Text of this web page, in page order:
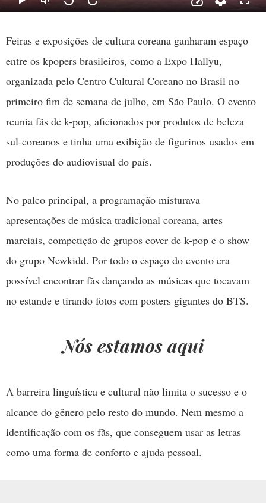
Feiras e exposições de cultura coreana ganharam espaço
entre os kpopers brasileiros, como a Expo Hallyu,
organizada pelo Centro Cultural Coreano no Brasil no
primeiro fim de semana de julho, em São Paulo. O evento
reunia fãs de k-pop, aficionados por produtos de beleza
sul-coreanos e tinha uma exibição de figurinos usados em
produções do audiovisual do país.
No palco principal, a programação misturava
apresentações de música tradicional coreana, artes
marciais, competição de grupos cover de k-pop e o show
do grupo Newkidd. Por todo o espaço do evento era
possível encontrar fãs dançando as músicas que tocavam
no estande e tirando fotos com posters gigantes do BTS.
Nós estamos aqui
A barreira linguística e cultural não limita o sucesso e o
alcance do gênero pelo resto do mundo. Nem mesmo a
identificação com os fãs, que conseguem usar as letras
como uma forma de conforto e ajuda pessoal.